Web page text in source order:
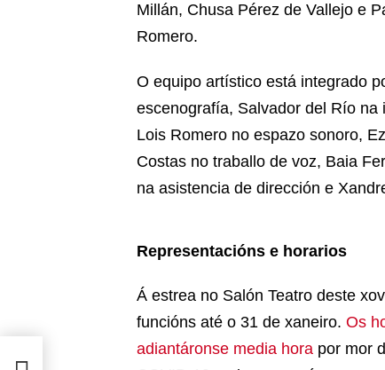
Millán, Chusa Pérez de Vallejo e
Romero.
O equipo artístico está integrado
escenografía, Salvador del Río na
Lois Romero no espazo sonoro,
Costas no traballo de voz, Baia
na asistencia de dirección e
Representacións e horarios
Á estrea no Salón Teatro deste
funcións até o 31 de xaneiro. Os
adiantáronse media hora por mor